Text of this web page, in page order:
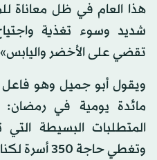
هذا العام في ظل معاناة
شديد وسوء تغذية
تقضي على الأخضر
ويقول أبو جميل وهو فاعل
مائدة يومية في
المتطلبات البسيطة
وتغطي حاجة